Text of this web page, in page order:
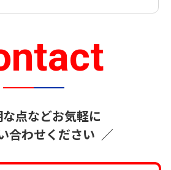
点などお気軽に
合わせください ／